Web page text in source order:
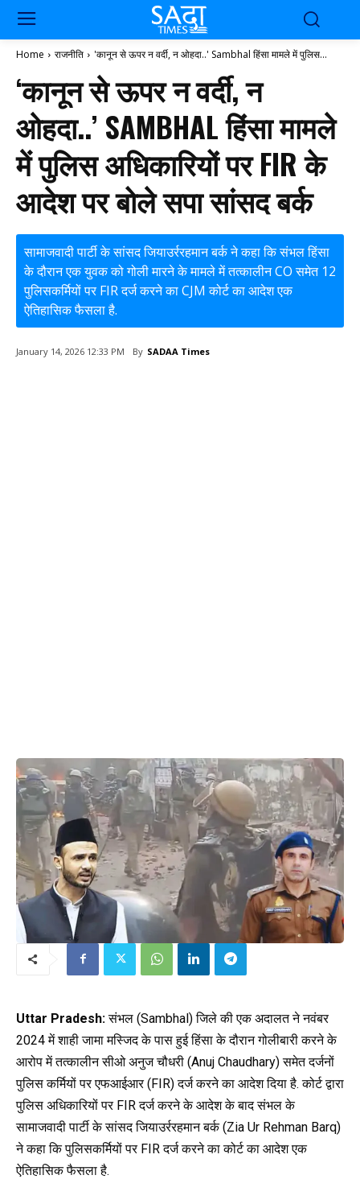
Home राजनीति 'कानून से ऊपर न वर्दी, न ओहदा..' Sambhal हिंसा मामले में पुलिस...
‘कानून से ऊपर न वर्दी, न
ओहदा..’ SAMBHAL हिंसा मामले
में पुलिस अधिकारियों पर FIR के
आदेश पर बोले सपा सांसद बर्क
सामाजवादी पार्टी के सांसद जियाउर्ररहमान बर्क ने कहा कि संभल हिंसा
के दौरान एक युवक को गोली मारने के मामले में तत्कालीन CO समेत 12
पुलिसकर्मियों पर FIR दर्ज करने का CJM कोर्ट का आदेश एक
ऐतिहासिक फैसला है.
January 14, 2026 12:33 PM By SADAA Times
Uttar Pradesh:संभल (Sambhal) जिले की एक अदालत ने नवंबर
2024 में शाही जामा मस्जिद के पास हुई हिंसा के दौरान गोलीबारी करने के
आरोप में तत्कालीन सीओ अनुज चौधरी (Anuj Chaudhary) समेत दर्जनों
पुलिस कर्मियों पर एफआईआर (FIR)दर्ज करने का आदेश दिया है. कोर्ट द्वारा
पुलिस अधिकारियों पर FIRदर्ज करने के आदेश के बाद संभल के
सामाजवादी पार्टी के सांसद जियाउर्ररहमान बर्क (Zia Ur Rehman Barq)
ने कहा कि पुलिसकर्मियों पर FIRदर्ज करने का कोर्ट का आदेश एक
ऐतिहासिक फैसला है.